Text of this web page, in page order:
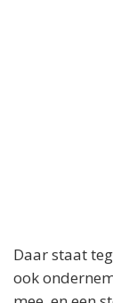
Daar staat
ook